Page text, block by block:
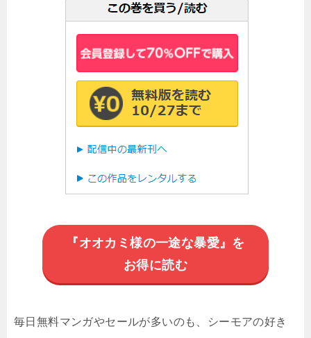
『オオカミ様の一途な暴愛』を
お得に読む
毎日無料マンガやセールが多いのも、シーモアの好き